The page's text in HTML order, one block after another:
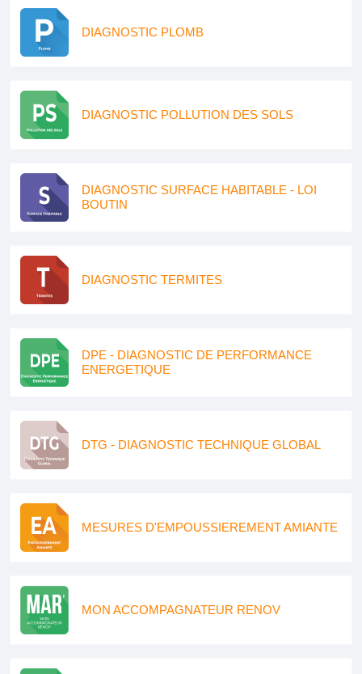
DIAGNOSTIC PLOMB
DIAGNOSTIC POLLUTION DES SOLS
DIAGNOSTIC SURFACE HABITABLE - LOI
BOUTIN
DIAGNOSTIC TERMITES
DPE - DIAGNOSTIC DE PERFORMANCE
ENERGETIQUE
DTG - DIAGNOSTIC TECHNIQUE GLOBAL
MESURES D'EMPOUSSIEREMENT AMIANTE
MON ACCOMPAGNATEUR RENOV